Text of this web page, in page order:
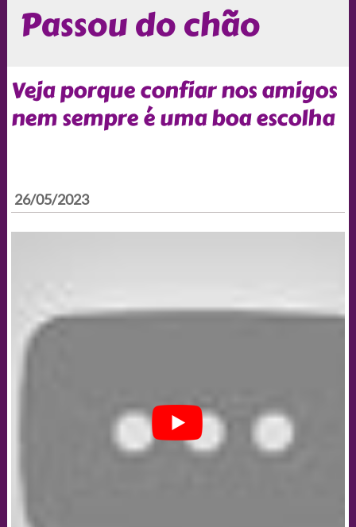
Passou do chão
Veja porque confiar nos amigos
nem sempre é uma boa escolha
26/05/2023